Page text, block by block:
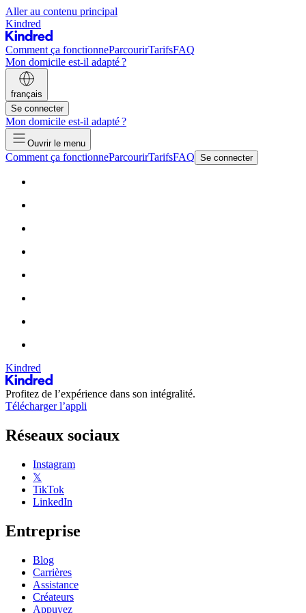
Aller au contenu principal
Kindred
Comment ça fonctionneParcourirTarifsFAQ
Mon domicile est-il adapté ?
français
Se connecter
Mon domicile est-il adapté ?
Ouvrir le menu
Comment ça fonctionneParcourirTarifsFAQ Se connecter
Kindred
Profitez de l’expérience dans son intégralité.
Télécharger l’appli
Réseaux sociaux
Instagram
𝕏
TikTok
LinkedIn
Entreprise
Blog
Carrières
Assistance
Créateurs
Appuyez